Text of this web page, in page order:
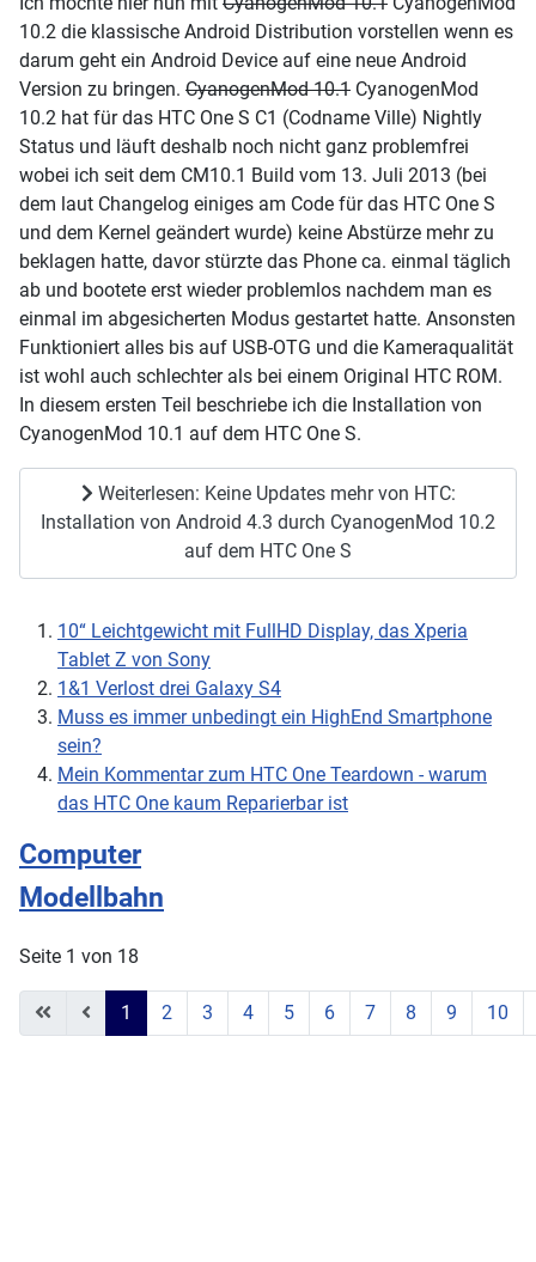
10.2 die klassische Android Distribution vorstellen wenn es
darum geht ein Android Device auf eine neue Android
Version zu bringen. CyanogenMod 10.1 CyanogenMod
10.2 hat für das HTC One S C1 (Codname Ville) Nightly
Status und läuft deshalb noch nicht ganz problemfrei
wobei ich seit dem CM10.1 Build vom 13. Juli 2013 (bei
dem laut Changelog einiges am Code für das HTC One S
und dem Kernel geändert wurde) keine Abstürze mehr zu
beklagen hatte, davor stürzte das Phone ca. einmal täglich
ab und bootete erst wieder problemlos nachdem man es
einmal im abgesicherten Modus gestartet hatte. Ansonsten
Funktioniert alles bis auf USB-OTG und die Kameraqualität
ist wohl auch schlechter als bei einem Original HTC ROM.
In diesem ersten Teil beschriebe ich die Installation von
CyanogenMod 10.1 auf dem HTC One S.
Weiterlesen: Keine Updates mehr von HTC:
Installation von Android 4.3 durch CyanogenMod 10.2
auf dem HTC One S
10“ Leichtgewicht mit FullHD Display, das Xperia
Tablet Z von Sony
1&1 Verlost drei Galaxy S4
Muss es immer unbedingt ein HighEnd Smartphone
sein?
Mein Kommentar zum HTC One Teardown - warum
das HTC One kaum Reparierbar ist
Computer
Modellbahn
Seite 1 von 18
1 2 3 4 5 6 7 8 9 10